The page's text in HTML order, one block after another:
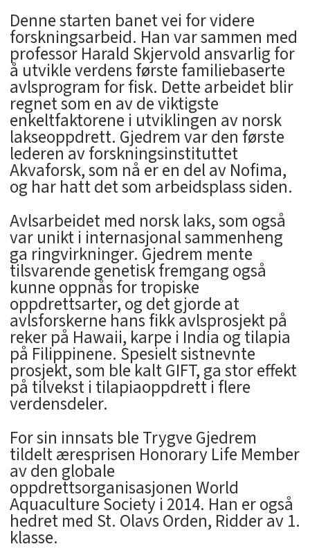
Denne starten banet vei for videre
forskningsarbeid. Han var sammen med
professor Harald Skjervold ansvarlig for
å utvikle verdens første familiebaserte
avlsprogram for fisk. Dette arbeidet blir
regnet som en av de viktigste
enkeltfaktorene i utviklingen av norsk
lakseoppdrett. Gjedrem var den første
lederen av forskningsinstituttet
Akvaforsk, som nå er en del av Nofima,
og har hatt det som arbeidsplass siden.
Avlsarbeidet med norsk laks, som også
var unikt i internasjonal sammenheng
ga ringvirkninger. Gjedrem mente
tilsvarende genetisk fremgang også
kunne oppnås for tropiske
oppdrettsarter, og det gjorde at
avlsforskerne hans fikk avlsprosjekt på
reker på Hawaii, karpe i India og tilapia
på Filippinene. Spesielt sistnevnte
prosjekt, som ble kalt GIFT, ga stor effekt
på tilvekst i tilapiaoppdrett i flere
verdensdeler.
For sin innsats ble Trygve Gjedrem
tildelt æresprisen Honorary Life Member
av den globale
oppdrettsorganisasjonen World
Aquaculture Society i 2014. Han er også
hedret med St. Olavs Orden, Ridder av 1.
klasse.